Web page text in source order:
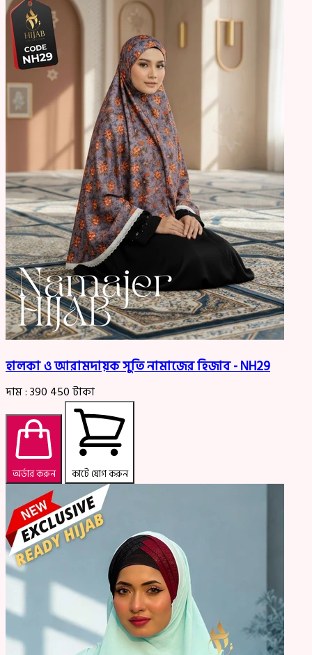
হালকা ও আরামদায়ক সুতি নামাজের হিজাব - NH29
দাম :390 450টাকা
অর্ডার করুন কার্টে যোগ করুন